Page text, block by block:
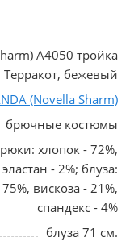
A4050 тройка
Терракот, бежевый
(Novella Sharm)
брючные костюмы
хлопок - 72%,
- 2%; блуза:
вискоза - 21%,
спандекс - 4%
блуза 71 см.